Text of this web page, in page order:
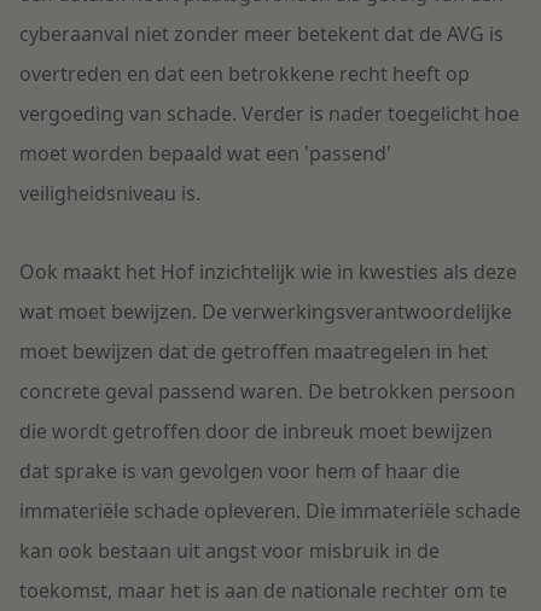
cyberaanval niet zonder meer betekent dat de AVG is
overtreden en dat een betrokkene recht heeft op
vergoeding van schade. Verder is nader toegelicht hoe
moet worden bepaald wat een 'passend'
veiligheidsniveau is.
Ook maakt het Hof inzichtelijk wie in kwesties als deze
wat moet bewijzen. De verwerkingsverantwoordelijke
moet bewijzen dat de getroffen maatregelen in het
concrete geval passend waren. De betrokken persoon
die wordt getroffen door de inbreuk moet bewijzen
dat sprake is van gevolgen voor hem of haar die
immateriële schade opleveren. Die immateriële schade
kan ook bestaan uit angst voor misbruik in de
toekomst, maar het is aan de nationale rechter om te